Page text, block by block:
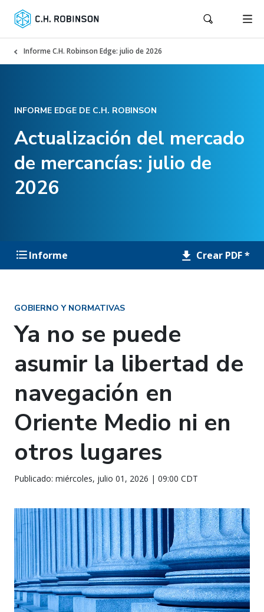
Informe C.H. Robinson Edge: julio de 2026
INFORME EDGE DE C.H. ROBINSON
Actualización del mercado
de mercancías: julio de
2026
Informe Crear PDF *
GOBIERNO Y NORMATIVAS
Ya no se puede
asumir la libertad de
navegación en
Oriente Medio ni en
otros lugares
Publicado: miércoles, julio 01, 2026 | 09:00 CDT